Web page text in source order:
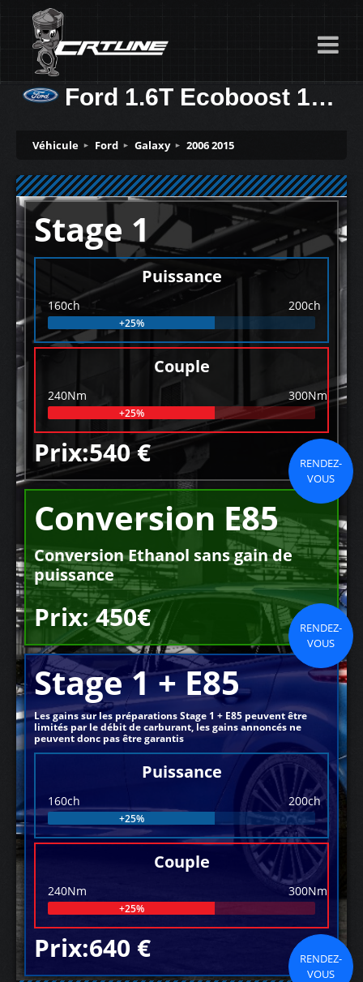
Ford 1.6T Ecoboost 160ch
Véhicule Ford Galaxy 2006 2015
Stage 1
Puissance
160ch 200ch
+25%
Couple
240Nm 300Nm
+25%
Prix:540 €
RENDEZ-
VOUS
Conversion E85
Conversion Ethanol sans gain de
puissance
Prix: 450€
RENDEZ-
VOUS
Stage 1 + E85
Les gains sur les préparations Stage 1 + E85 peuvent être
limités par le débit de carburant, les gains annoncés ne
peuvent donc pas être garantis
Puissance
160ch 200ch
+25%
Couple
240Nm 300Nm
+25%
Prix:640 €
RENDEZ-
VOUS